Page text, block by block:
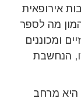
אירופאית
מה לספר
ומכוננים
הנחשבת
היא מרחב